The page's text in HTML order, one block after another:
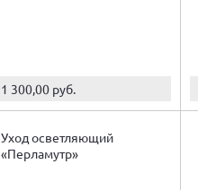
1 300,00 руб.
Уход осветляющий
«Перламутр»